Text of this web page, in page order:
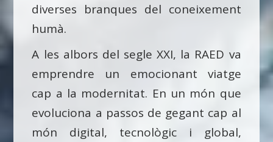
diverses branques del coneixement
humà.
A les albors del segle XXI, la RAED va
emprendre un emocionant viatge
cap a la modernitat. En un món que
evoluciona a passos de gegant cap al
món digital, tecnològic i global,